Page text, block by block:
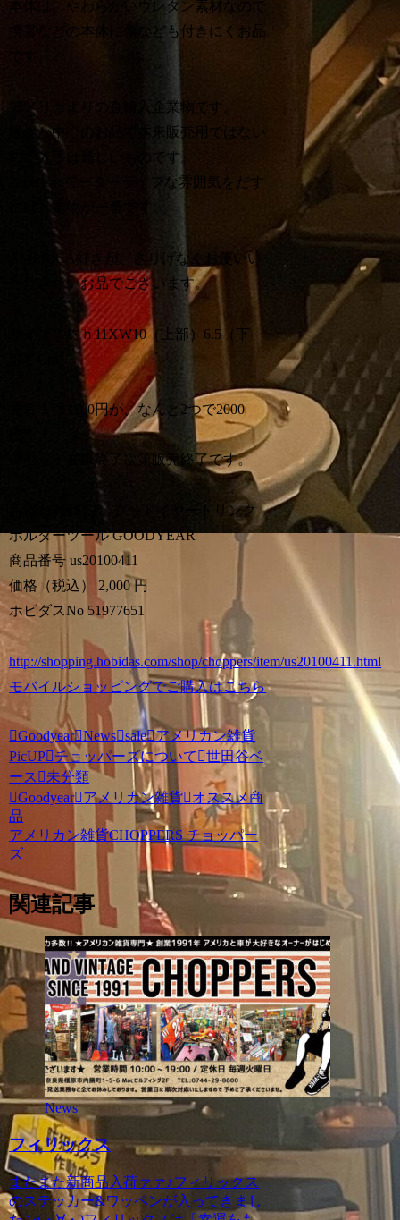
本体は、やわらかいウレタン素材なので
携帯などの本体に傷なども付きにくお品
アメリカよりの直輸入企業物です。
販促が中心のお品で本来販売用ではない
ので入手は難しいものです。
Americanモーターライフな雰囲気をだす
には、本物が一番です。
AMERICA好きが、さりげなくお使いい
ただきたいお品でございます。
サイズ：約ｈ11XW10（上部）6.5（下
通常１つ1200円が、なんと2つで2000
※セット在庫終了次第販売終了です。
お得な2個SET グッドイヤードリンク
ホルダーツール GOODYEAR
商品番号 us20100411
価格（税込） 2,000 円
ホビダスNo 51977651
http://shopping.hobidas.com/shop/choppers/item/us20100411.html
モバイルショッピングでご購入はこちら
Goodyear News sale アメリカン雑貨
PicUP チョッパーズについて
世田谷ベ
ース
未分類
Goodyear
アメリカン雑貨
オススメ商
品
アメリカン雑貨CHOPPERS チョッパー
ズ
関連記事
News
フィリックス
またまた新商品入荷ァァ♪フィリックス
のステッカー&ワッペンが入ってきまし